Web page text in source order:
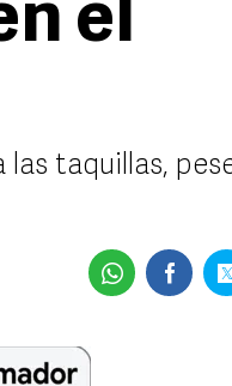
el
las taquillas,